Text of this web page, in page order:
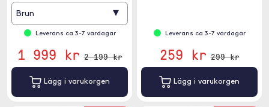
Brun ▾
Leverans ca 3-7 vardagar
1 999 kr 2 199 kr
Lägg i varukorgen
Leverans ca 3-7 vardagar
259 kr 299 kr
Lägg i varukorgen